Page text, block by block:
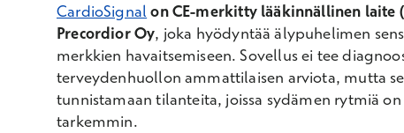
CardioSignal on CE-merkitty lääkinnällinen laite
Precordior Oy, joka hyödyntää älypuhelimen
merkkien havaitsemiseen. Sovellus ei tee
terveydenhuollon ammattilaisen arviota, mutta
tunnistamaan tilanteita, joissa sydämen rytmiä
tarkemmin.